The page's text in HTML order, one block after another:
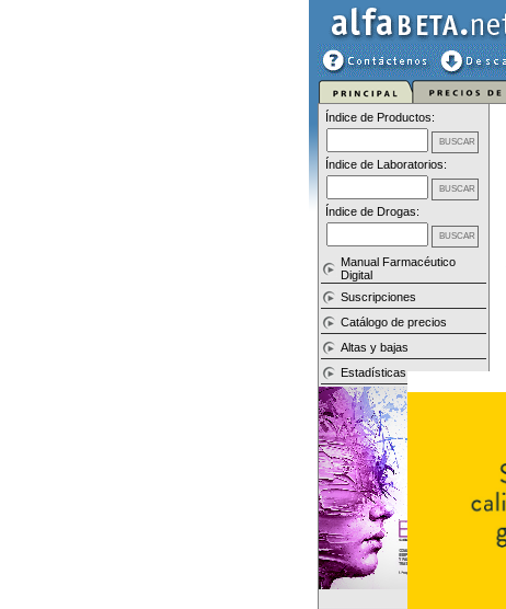
Índice de Productos:
Índice de Laboratorios:
Índice de Drogas:
Manual Farmacéutico
Digital
Suscripciones
Catálogo de precios
Altas y bajas
Estadísticas